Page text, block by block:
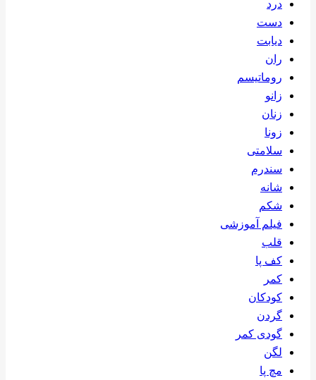
درد
دست
دیابت
ران
روماتیسم
زانو
زنان
زونا
سلامتی
سندرم
شانه
شکم
فیلم آموزشی
قلب
کف پا
کمر
کودکان
گردن
گودی کمر
لگن
مچ پا